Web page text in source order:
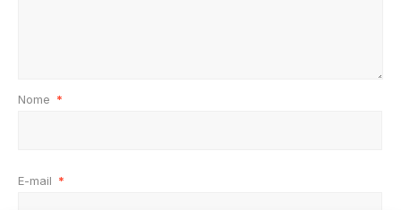
Nome *
E-mail *